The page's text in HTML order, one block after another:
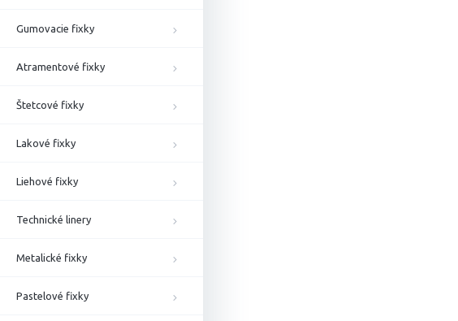
Gumovacie fixky
Atramentové fixky
Štetcové fixky
Lakové fixky
Liehové fixky
Technické linery
Metalické fixky
Pastelové fixky